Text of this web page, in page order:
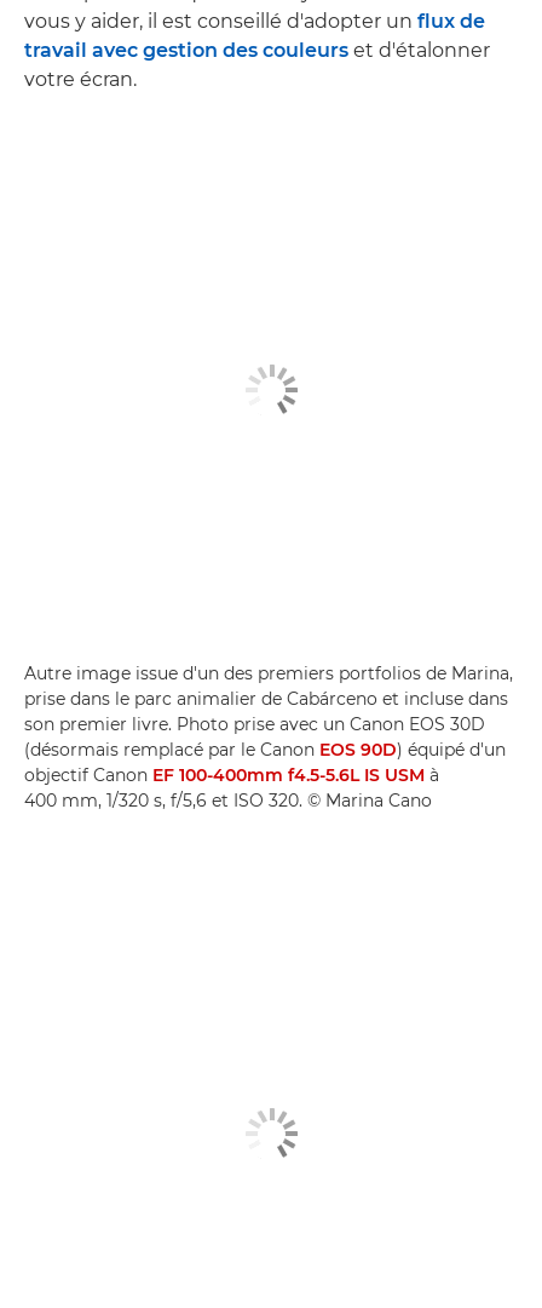
vous y aider, il est conseillé d'adopter un flux de
travail avec gestion des couleurs et d'étalonner
votre écran.
Autre image issue d'un des premiers portfolios de Marina,
prise dans le parc animalier de Cabárceno et incluse dans
son premier livre. Photo prise avec un Canon EOS 30D
(désormais remplacé par le Canon EOS 90D) équipé d'un
objectif Canon EF 100-400mm f4.5-5.6L IS USM à
400 mm, 1/320 s, f/5,6 et ISO 320. © Marina Cano